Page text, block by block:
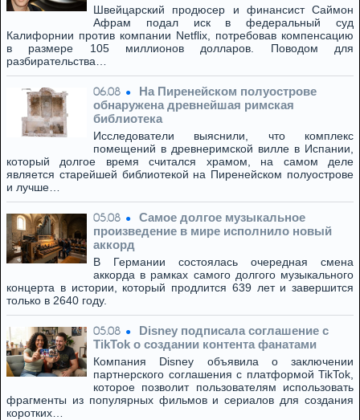
Швейцарский продюсер и финансист Саймон
Афрам подал иск в федеральный суд
Калифорнии против компании Netflix, потребовав компенсацию
в размере 105 миллионов долларов. Поводом для
разбирательства…
06.08
На Пиренейском полуострове
обнаружена древнейшая римская
библиотека
Исследователи выяснили, что комплекс
помещений в древнеримской вилле в Испании,
который долгое время считался храмом, на самом деле
является старейшей библиотекой на Пиренейском полуострове
и лучше…
05.08
Самое долгое музыкальное
произведение в мире исполнило новый
аккорд
В Германии состоялась очередная смена
аккорда в рамках самого долгого музыкального
концерта в истории, который продлится 639 лет и завершится
только в 2640 году.
05.08
Disney подписала соглашение с
TikTok о создании контента фанатами
Компания Disney объявила о заключении
партнерского соглашения с платформой TikTok,
которое позволит пользователям использовать
фрагменты из популярных фильмов и сериалов для создания
коротких…